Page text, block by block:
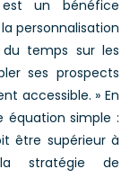
un bénéfice
personnalisation
temps sur les
ses prospects
accessible. » En
équation simple :
être supérieur à
stratégie de